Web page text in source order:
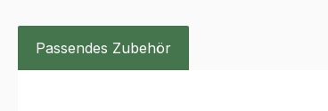
Passendes Zubehör